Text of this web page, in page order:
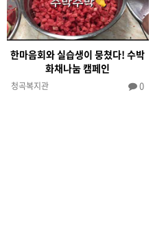
한마음회와 실습생이 뭉쳤다! 수박
화채나눔 캠페인
청곡복지관 0